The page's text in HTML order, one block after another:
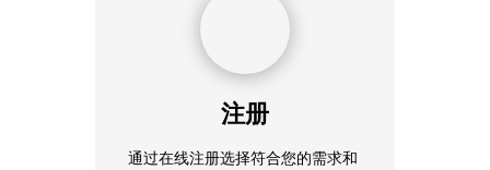
注册
通过在线注册选择符合您的需求和